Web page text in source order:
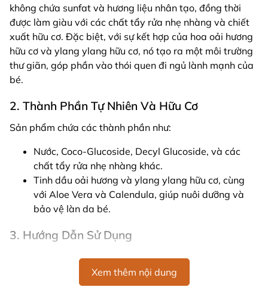
không chứa sunfat và hương liệu nhân tạo, đồng thời
được làm giàu với các chất tẩy rửa nhẹ nhàng và chiết
xuất hữu cơ. Đặc biệt, với sự kết hợp của hoa oải hương
hữu cơ và ylang ylang hữu cơ, nó tạo ra một môi trường
thư giãn, góp phần vào thói quen đi ngủ lành mạnh của
bé.
2. Thành Phần Tự Nhiên Và Hữu Cơ
Sản phẩm chứa các thành phần như:
Nước, Coco-Glucoside, Decyl Glucoside, và các
chất tẩy rửa nhẹ nhàng khác.
Tinh dầu oải hương và ylang ylang hữu cơ, cùng
với Aloe Vera và Calendula, giúp nuôi dưỡng và
bảo vệ làn da bé.
3. Hướng Dẫn Sử Dụng
Rất đơn giản để sử dụng, chỉ cần thêm một giọt sản
phẩm dưới vòi nước tắm và khuấy nhẹ để tạo bọt. Điều
Xem thêm nội dung